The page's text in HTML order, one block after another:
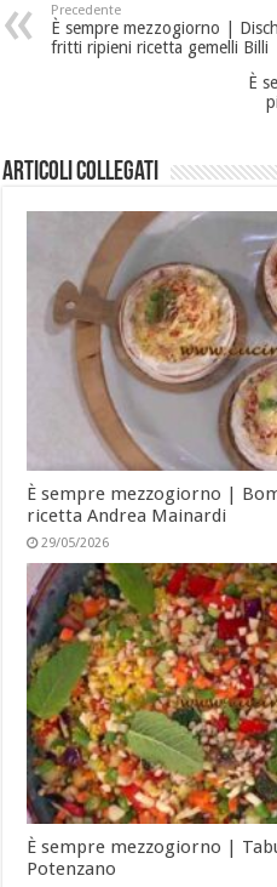
Precedente
È sempre mezzogiorno |
fritti ripieni ricetta gemelli Billi
È
Articoli collegati
È sempre mezzogiorno |
ricetta Andrea Mainardi
29/05/2026
È sempre mezzogiorno |
Potenzano